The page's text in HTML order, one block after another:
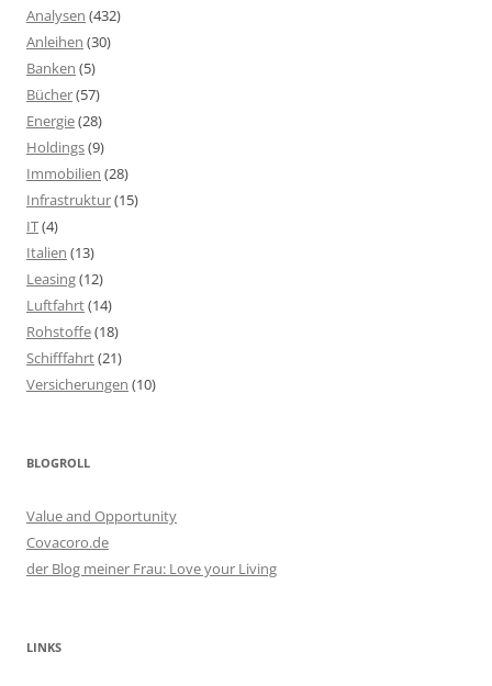
Analysen (432)
Anleihen (30)
Banken (5)
Bücher(57)
Energie(28)
Holdings(9)
Immobilien (28)
Infrastruktur(15)
IT(4)
Italien (13)
Leasing(12)
Luftfahrt(14)
Rohstoffe(18)
Schifffahrt(21)
Versicherungen (10)
BLOGROLL
Value and Opportunity
Covacoro.de
der Blog meiner Frau: Love your Living
LINKS